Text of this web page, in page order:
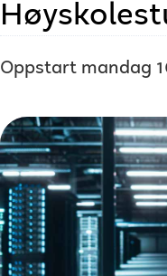
Oppstart mandag